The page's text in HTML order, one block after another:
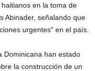
en la toma de
Abinader, señalando que
urgentes" en el país.
Dominicana han estado
la construcción de un